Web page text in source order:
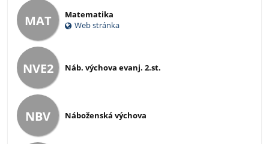
MAT
Matematika
Web stránka
NVE2 Náb. výchova evanj. 2.st.
NBV Náboženská výchova